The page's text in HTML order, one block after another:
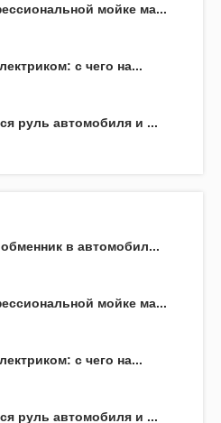
мойке ма...
с чего на...
руль автомобиля и ...
в автомобил...
мойке ма...
с чего на...
руль автомобиля и ...